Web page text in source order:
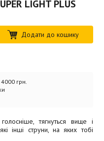
LIGHT PLUS
Додати до кошику
грн.
тягнуться вище і
інші струни, на яких тобі